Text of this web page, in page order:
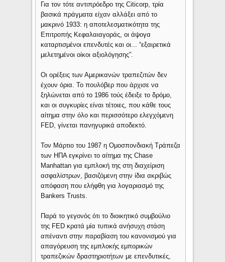
Για τον τότε αντιπρόεδρο της Citicorp, τρία
βασικά πράγματα είχαν αλλάξει από το
μακρινό 1933: η αποτελεσματικότητα της
Επιτροπής Κεφαλαιαγοράς, οι άψογα
καταρτισμένοι επενδυτές και οι... “εξαιρετικά
μελετημένοι οίκοι αξιολόγησης”.
Οι ορέξεις των Αμερικανών τραπεζιτών δεν
έχουν όρια. Το πουλόβερ που άρχισε να
ξηλώνεται από το 1986 τούς έδειξε το δρόμο,
και οι συγκυρίες είναι τέτοιες, που κάθε τους
αίτημα στην όλο και περισσότερο ελεγχόμενη
FED, γίνεται πανηγυρικά αποδεκτό.
Τον Μάρτιο του 1987 η Ομοσπονδιακή Τράπεζα
των ΗΠΑ εγκρίνει το αίτημα της Chase
Manhattan για εμπλοκή της στη διαχείριση
ασφαλίστρων, βασιζόμενη στην ίδια ακριβώς
απόφαση που ελήφθη για λογαριασμό της
Bankers Trusts.
Παρά το γεγονός ότι το διοικητικό συμβούλιο
της FED κρατά μία τυπικά ανήσυχη στάση
απέναντι στην παραβίαση του κανονισμού για
απαγόρευση της εμπλοκής εμπορικών
τραπεζικών δραστηριοτήτων με επενδυτικές,